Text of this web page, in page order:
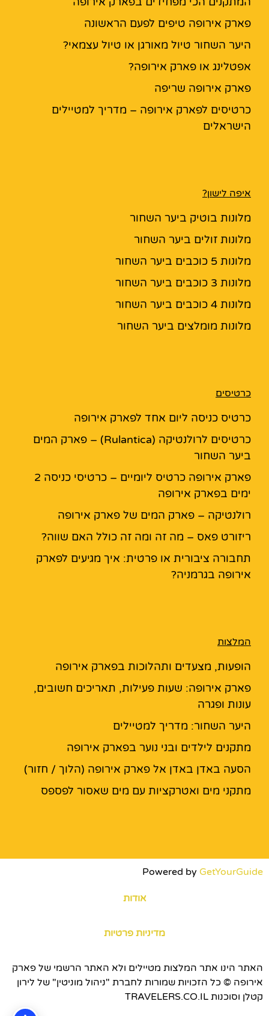
פארק אירופה טיפים לפעם הראשונה
היער השחור טיול מאורגן או טיול עצמאי?
אפטלינג או פארק אירופה?
פארק אירופה שריפה
כרטיסים לפארק אירופה – מדריך למטיילים
הישראלים
איפה לישון?
מלונות בוטיק ביער השחור
מלונות זולים ביער השחור
מלונות 5 כוכבים ביער השחור
מלונות 3 כוכבים ביער השחור
מלונות 4 כוכבים ביער השחור
מלונות מומלצים ביער השחור
כרטיסים
כרטיס כניסה ליום אחד לפארק אירופה
כרטיסים לרולנטיקה (Rulantica) – פארק המים
ביער השחור
פארק אירופה כרטיס ליומיים – כרטיסי כניסה 2
ימים בפארק אירופה
רולנטיקה – פארק המים של פארק אירופה
ריזורט פאס – מה זה ומה זה כולל האם שווה?
תחבורה ציבורית או פרטית: איך מגיעים לפארק
אירופה בגרמניה?
המלצות
הופעות, מצעדים ותהלוכות בפארק אירופה
פארק אירופה: שעות פעילות, תאריכים חשובים,
עונות ופגרה
היער השחור: מדריך למטיילים
מתקנים לילדים ובני נוער בפארק אירופה
הסעה באדן באדן אל פארק אירופה (הלוך / חזור)
מתקני מים ואטרקציות עם מים שאסור לפספס
Powered by GetYourGuide
אודות
מדיניות פרטיות
האתר הינו אתר המלצות מטיילים ולא האתר הרשמי של פארק
אירופה © כל הזכויות שמורות לחברת "ניהול מוניטין" של לירון
קטלן וסוכנות TRAVELERS.CO.IL